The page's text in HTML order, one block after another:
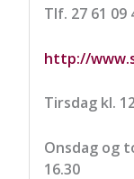
Tlf. 27 61 09
http://
Tirsdag kl.
Onsdag og
16.30